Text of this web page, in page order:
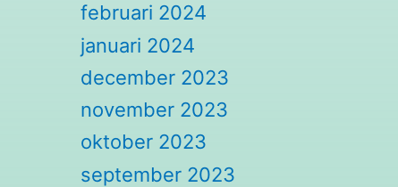
februari 2024
januari 2024
december 2023
november 2023
oktober 2023
september 2023